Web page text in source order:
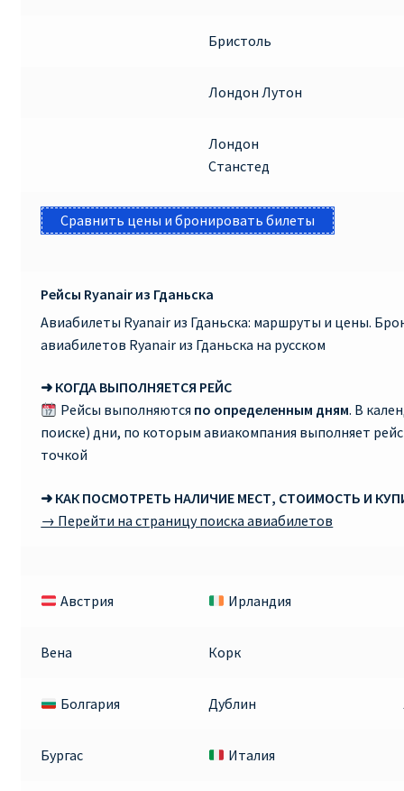
Бристоль
Лондон Лутон
Лондон
Станстед
Сравнить цены и бронировать билеты
Рейсы Ryanair из Гданьска
Авиабилеты Ryanair из Гданьска: маршруты и цены.
авиабилетов Ryanair из Гданьска на русском
➜ КОГДА ВЫПОЛНЯЕТСЯ РЕЙС
Рейсы выполняются по определенным дням. В
поиске) дни, по которым авиакомпания выполняет
точкой
➜ КАК ПОСМОТРЕТЬ НАЛИЧИЕ МЕСТ, СТОИМОСТЬ И
→ Перейти на страницу поиска авиабилетов
Австрия Ирландия
Вена Корк
Болгария Дублин
Бургас Италия